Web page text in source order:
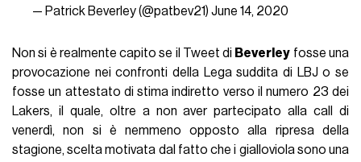
— Patrick Beverley (@patbev21) June 14, 2020
Non si è realmente capito se il Tweet di Beverley fosse una
provocazione nei confronti della Lega suddita di LBJ o se
fosse un attestato di stima indiretto verso il numero 23 dei
Lakers, il quale, oltre a non aver partecipato alla call di
venerdì, non si è nemmeno opposto alla ripresa della
stagione, scelta motivata dal fatto che i gialloviola sono una